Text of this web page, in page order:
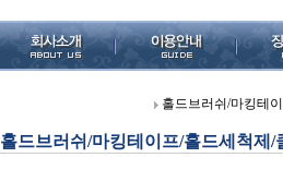
홀드브러쉬/마킹테
홀드브러쉬/마킹테이프/홀드세척제/